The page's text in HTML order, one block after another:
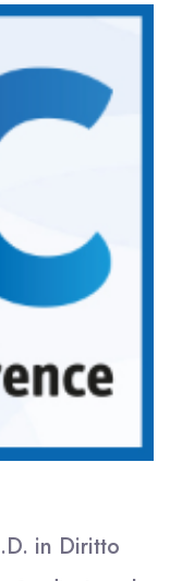
in Diritto